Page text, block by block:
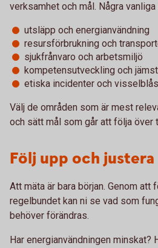
verksamhet och mål. Några vanliga
utsläpp och energianvändning
resursförbrukning och
sjukfrånvaro och arbetsmiljö
kompetensutveckling och
etiska incidenter och
Välj de områden som är mest
och sätt mål som går att följa över
Följ upp och justera
Att mäta är bara början. Genom att
regelbundet kan ni se vad som
behöver förändras.
Har energianvändningen minskat?